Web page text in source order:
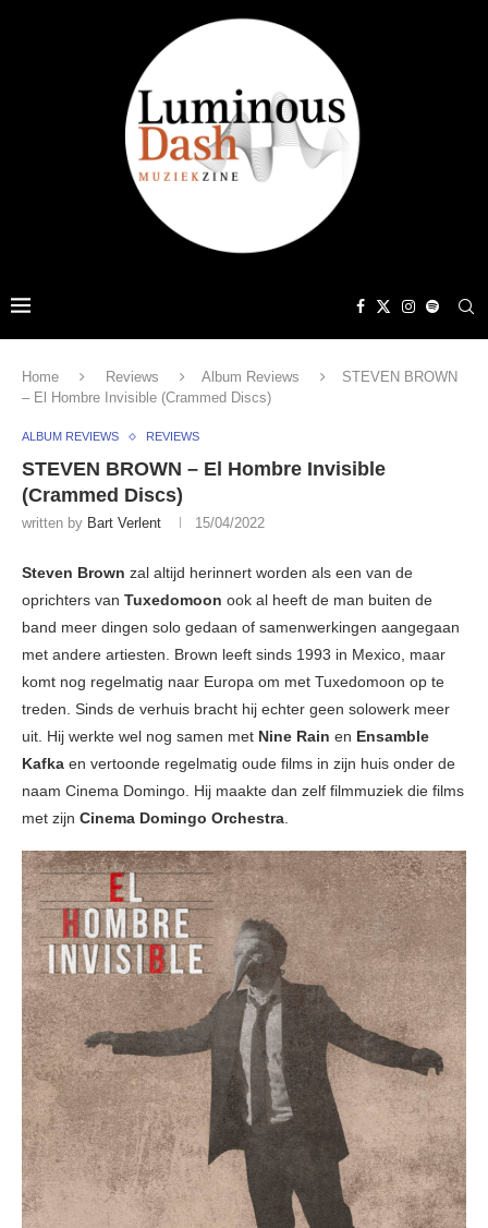
Home Reviews Album Reviews
STEVEN BROWN
– El Hombre Invisible (Crammed Discs)
ALBUM REVIEWS REVIEWS
STEVEN BROWN – El Hombre Invisible
(Crammed Discs)
written by Bart Verlent 15/04/2022
Steven Brown zal altijd herinnert worden als een van de
oprichters van Tuxedomoon ook al heeft de man buiten de
band meer dingen solo gedaan of samenwerkingen aangegaan
met andere artiesten. Brown leeft sinds 1993 in Mexico, maar
komt nog regelmatig naar Europa om met Tuxedomoon op te
treden. Sinds de verhuis bracht hij echter geen solowerk meer
uit. Hij werkte wel nog samen met Nine Rain en Ensamble
Kafka en vertoonde regelmatig oude films in zijn huis onder de
naam Cinema Domingo. Hij maakte dan zelf filmmuziek die films
met zijn Cinema Domingo Orchestra.